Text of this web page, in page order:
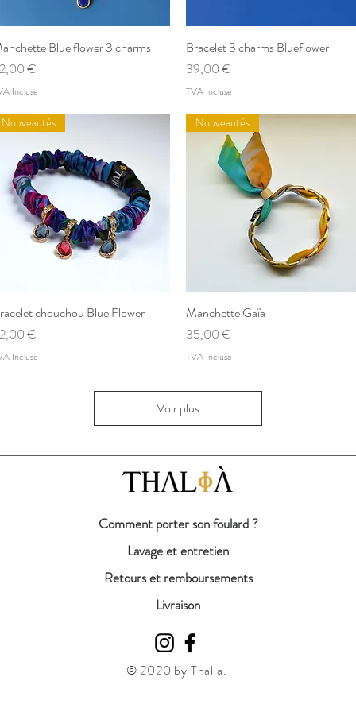
Aperçu rapide
Blue flower 3 charms
€
Incluse
Aperçu rapide
Bracelet 3 charms Blueflower
Prix
39,00 €
TVA Incluse
Aperçu rapide
Nouveautés
chouchou Blue Flower
€
Incluse
Aperçu rapide
Nouveautés
Manchette Gaïa
Prix
35,00 €
TVA Incluse
Voir plus
Comment porter son foulard ?
Lavage et entretien
Retours et remboursements
Livraison
© 2020 by Thalia.